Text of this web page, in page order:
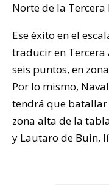
Norte de la Tercera
Ese éxito en el
traducir en Tercera
seis puntos, en
Por lo mismo,
tendrá que
zona alta de la
y Lautaro de Buin,